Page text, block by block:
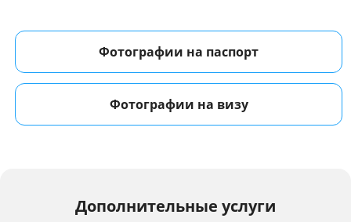
Фотографии на паспорт
Фотографии на визу
Дополнительные услуги